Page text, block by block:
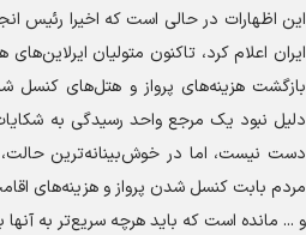
این اظهارات در حالی است که اخیرا رئیس
ایران اعلام کرد، تاکنون متولیان
بازگشت هزینه‌های پرواز و هتل‌های کنسل
دلیل نبود یک مرجع واحد رسیدگی به
مردم بابت کنسل شدن پرواز و هزینه‌های اقامت
و ... مانده است که باید هرچه سریع‌تر به آنها